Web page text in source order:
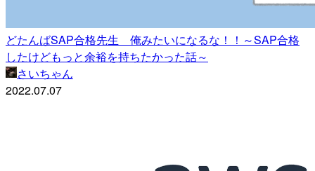
どたんばSAP合格先生 俺みたいになるな！！～SAP合格
したけどもっと余裕を持ちたかった話～
さいちゃん
2022.07.07